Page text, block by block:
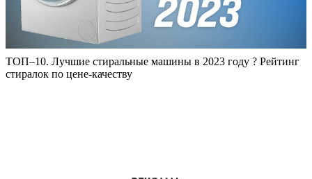
ТОП–10. Лучшие стиральные машины в 2023 году ? Рейтинг
стиралок по цене-качеству